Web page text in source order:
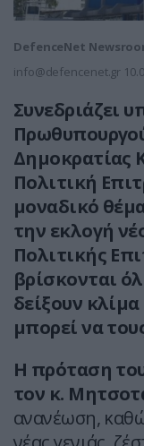
DefenceNet
info@defencenet.gr
Συνεδριάζει
Δημοκρατίας
Πολιτική
μοναδικό
την εκλογή
Πολιτικής
βρίσκονται
δείξουν
μπορεί να
Η πρόταση
τον κ.
ανανέωση,